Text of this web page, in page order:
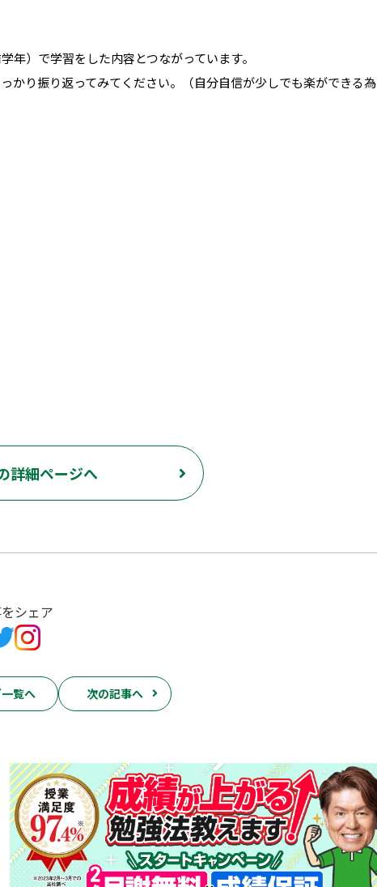
）で学習をした内容とつながっています。
かり振り返ってみてください。（自分自信が少しでも楽ができる為
詳細ページへ
シェア
覧へ 次の記事へ